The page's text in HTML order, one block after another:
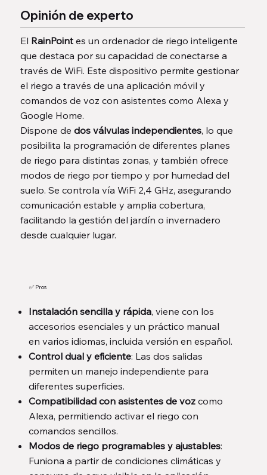
Opinión de experto
El RainPointes un ordenador de riego inteligente
que destaca por su capacidad de conectarse a
través de WiFi. Este dispositivo permite gestionar
el riego a través de una aplicación móvil y
comandos de voz con asistentes como Alexa y
Google Home.
Dispone de dos válvulas independientes, lo que
posibilita la programación de diferentes planes
de riego para distintas zonas, y también ofrece
modos de riego por tiempo y por humedad del
suelo. Se controla vía WiFi 2,4 GHz, asegurando
comunicación estable y amplia cobertura,
facilitando la gestión del jardín o invernadero
desde cualquier lugar.
✅ Pros
Instalación sencilla y rápida, viene con los
accesorios esenciales y un práctico manual
en varios idiomas, incluida versión en español.
Control dual y eficiente: Las dos salidas
permiten un manejo independiente para
diferentes superficies.
Compatibilidad con asistentes de voz como
Alexa, permitiendo activar el riego con
comandos sencillos.
Modos de riego programables y ajustables:
Funiona a partir de condiciones climáticas y